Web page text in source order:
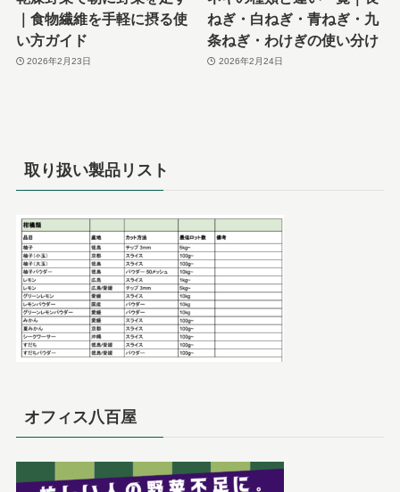
｜食物繊維を手軽に摂る使
い方ガイド
2026年2月23日
ねぎ・白ねぎ・青ねぎ・九
条ねぎ・わけぎの使い分け
2026年2月24日
取り扱い製品リスト
オフィス八百屋